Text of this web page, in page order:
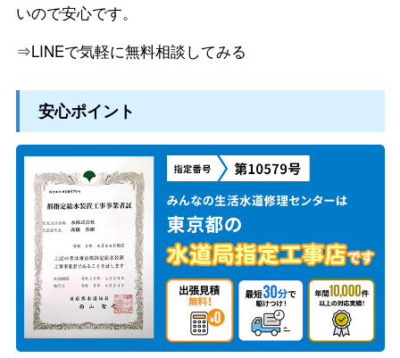
いので安心です。
⇒LINEで気軽に無料相談してみる
安心ポイント